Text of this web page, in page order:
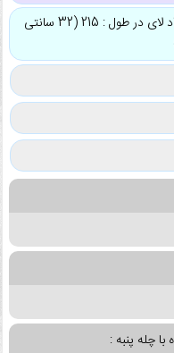
تعداد لای در طول : 215 (32 سانتی
چله پنبه :